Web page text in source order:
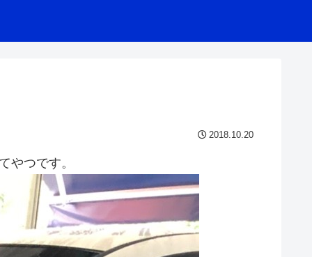
2018.10.20
やつです。